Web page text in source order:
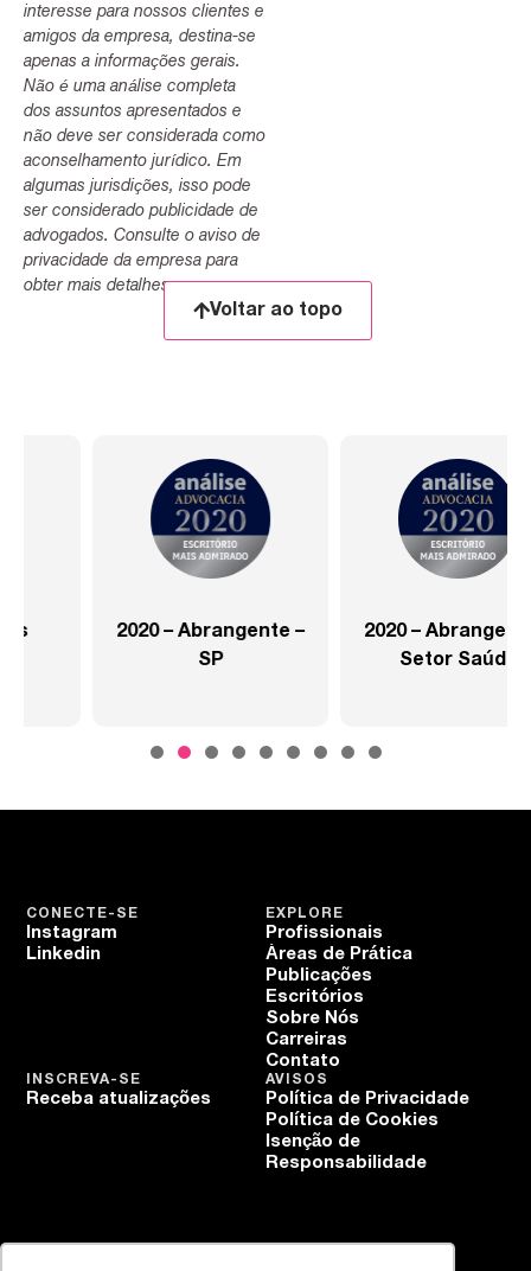
interesse para nossos clientes e
amigos da empresa, destina-se
apenas a informações gerais.
Não é uma análise completa
dos assuntos apresentados e
não deve ser considerada como
aconselhamento jurídico. Em
algumas jurisdições, isso pode
ser considerado publicidade de
advogados. Consulte o aviso de
privacidade da empresa para
obter mais detalhes.
Voltar ao topo
2020 – Abrangente –
2020 – Abrangente –
Setor Saúde
EXPLORE
Profissionais
Áreas de Prática
Publicações
Escritórios
Sobre Nós
Carreiras
Contato
CONECTE-SE
Instagram
Linkedin
AVISOS
Política de Privacidade
Política de Cookies
Isenção de
Responsabilidade
INSCREVA-SE
Receba atualizações